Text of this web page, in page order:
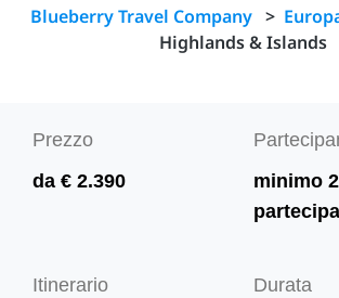
Blueberry Travel Company >
Highlands & Islands
Prezzo
da € 2.390
minimo 2
Itinerario
Durata